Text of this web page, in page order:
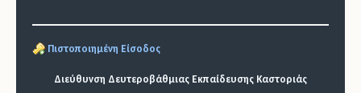
Πιστοποιημένη Είσοδος
Διεύθυνση Δευτεροβάθμιας Εκπαίδευσης Καστοριάς